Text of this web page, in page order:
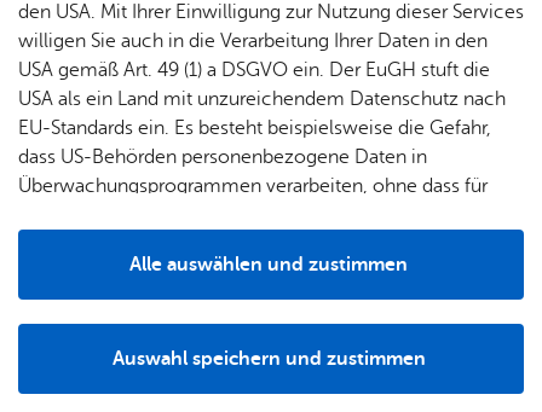
den USA. Mit Ihrer Einwilligung zur Nutzung dieser Services
willigen Sie auch in die Verarbeitung Ihrer Daten in den
USA gemäß Art. 49 (1) a DSGVO ein. Der EuGH stuft die
USA als ein Land mit unzureichendem Datenschutz nach
EU-Standards ein. Es besteht beispielsweise die Gefahr,
dass US-Behörden personenbezogene Daten in
Überwachungsprogrammen verarbeiten, ohne dass für
Auswahl speichern und zustimmen
Alle auswählen und zustimmen